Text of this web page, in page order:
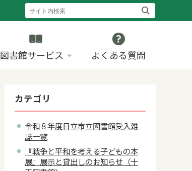
図書館サービス よくある質問
カテゴリ
令和８年度日立市立図書館受入雑
誌一覧
『戦争と平和を考える子どもの本
展』展示と貸出しのお知らせ（十